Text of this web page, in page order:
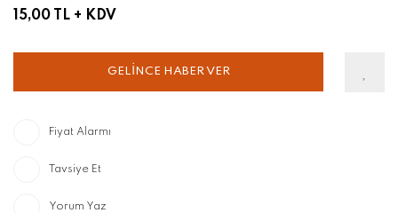
15,00 TL + KDV
GELİNCE HABER VER
Fiyat Alarmı
Tavsiye Et
Yorum Yaz